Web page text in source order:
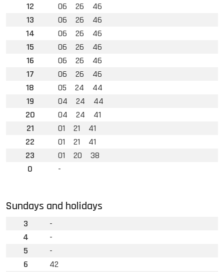
12
06 26
46
13
06 26
46
14
06 26
46
15
06 26
46
16
06 26
46
17
06 26
46
18
05 24
44
19
04 24
44
20
04 24
41
21
01 21
41
22
01 21
41
23
01 20
38
0
-
Sundays and holidays
3
-
4
-
5
-
6
42